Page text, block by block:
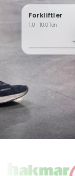
Forkliftler
1.0 - 10.0 Ton